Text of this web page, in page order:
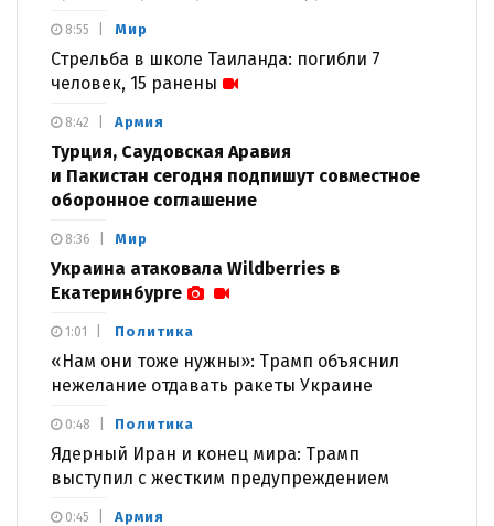
Мир
Стрельба в школе Таиланда: погибли 7
человек, 15 ранены
8:55
Армия
Турция, Саудовская Аравия
и Пакистан сегодня подпишут совместное
оборонное соглашение
8:42
Мир
Украина атаковала Wildberries в
Екатеринбурге
8:36
Политика
«Нам они тоже нужны»: Трамп объяснил
нежелание отдавать ракеты Украине
1:01
Политика
Ядерный Иран и конец мира: Трамп
выступил с жестким предупреждением
0:48
Армия
0:45